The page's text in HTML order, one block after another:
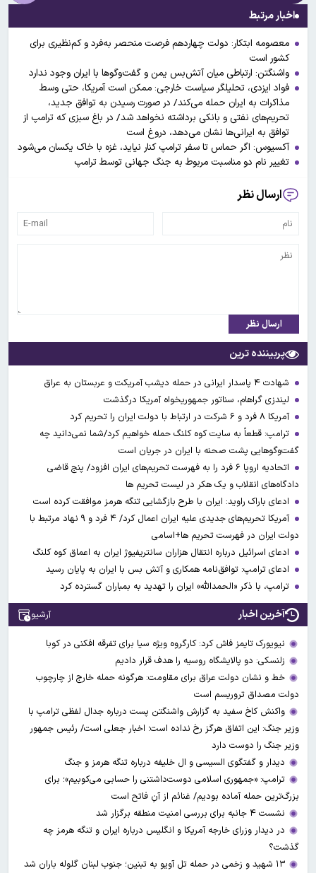
اخبار مرتبط
معصومه ابتکار: دولت چهاردهم فرصت منحصر به‌فرد و کم‌نظیری برای
کشور است
واشنگتن: ارتباطی میان آتش‌بس یمن و گفت‌وگوها با ایران وجود ندارد
فواد ایزدی، تحلیلگر سیاست خارجی: ممکن است آمریکا، حتی وسط
مذاکرات به ایران حمله می‌کند/ در صورت رسیدن به توافق جدید،
تحریم‌های نفتی و بانکی برداشته نخواهد شد/ در باغ سبزی که ترامپ از
توافق به ایرانی‌ها نشان می‌دهد، دروغ است
آکسیوس: اگر حماس تا سفر ترامپ کنار نیاید، غزه با خاک یکسان می‌شود
تغییر نام دو مناسبت مربوط به جنگ جهانی توسط ترامپ
ارسال نظر
ارسال نظر
پربیننده ترین
شهادت ۴ پاسدار ایرانی در حمله دیشب آمریکت و عربستان به عراق
لیندزی گراهام، سناتور جمهوریخواه آمریکا درگذشت
آمریکا ۸ فرد و ۶ شرکت در ارتباط با دولت ایران را تحریم کرد
ترامپ: قطعاً به سایت کوه کلنگ حمله خواهیم کرد/شما نمی‌دانید چه
گفت‌وگوهایی پشت صحنه با ایران در جریان است
اتحادیه اروپا ۶ فرد را به فهرست تحریم‌های ایران افزود/ پنج قاضی
دادگاه‌های انقلاب و یک هکر در لیست تحریم ها
ادعای باراک راوید: ایران با طرح بازگشایی تنگه هرمز موافقت کرده است
آمریکا تحریم‌های جدیدی علیه ایران اعمال کرد/ ۴ فرد و ۹ نهاد مرتبط با
دولت ایران در فهرست تحریم ها+اسامی
ادعای اسرائیل درباره انتقال هزاران سانتریفیوژ ایران به اعماق کوه کلنگ
ادعای ترامپ: توافق‌نامه همکاری و آتش بس با ایران به پایان رسید
ترامپ، با ذکر «الحمدالله» ایران را تهدید به بمباران گسترده کرد
آخرین اخبار آرشیو
نیویورک تایمز فاش کرد: کارگروه ویژه سیا برای تفرقه افکنی در کوبا
زلنسکی: دو پالایشگاه روسیه را هدف قرار دادیم
خط و نشان دولت عراق برای مقاومت: هرگونه حمله خارج از چارچوب
دولت مصداق تروریسم است
واکنش کاخ سفید به گزارش واشنگتن پست درباره جدال لفظی ترامپ با
وزیر جنگ: این اتفاق هرگز رخ نداده است؛ اخبار جعلی است/ رئیس جمهور
وزیر جنگ را دوست دارد
دیدار و گفتگوی السیسی و ال خلیفه درباره تنگه هرمز و جنگ
ترامپ: «جمهوری اسلامی دوست‌داشتنی را حسابی می‌کوبیم»؛ برای
بزرگ‌ترین حمله آماده بودیم/ غنائم از آنِ فاتح است
نشست ۴ جانبه برای بررسی امنیت منطقه برگزار شد
در دیدار وزرای خارجه آمریکا و انگلیس درباره ایران و تنگه هرمز چه
گذشت؟
۱۳ شهید و زخمی در حمله تل آویو به تبنین؛ جنوب لبنان گلوله باران شد